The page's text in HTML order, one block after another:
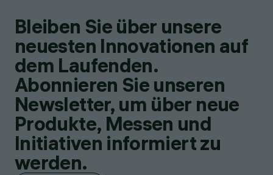
Bleiben Sie über unsere
neuesten Innovationen auf
dem Laufenden.
Abonnieren Sie unseren
Newsletter, um über neue
Produkte, Messen und
Initiativen informiert zu
werden.